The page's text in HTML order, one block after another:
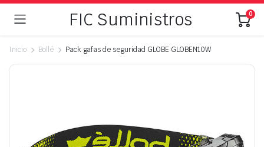
FIC Suministros 0
Inicio Bollé Pack gafas de seguridad GLOBE GLOBEN10W